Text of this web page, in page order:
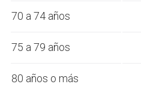
70 a 74 años
75 a 79 años
80 años o más